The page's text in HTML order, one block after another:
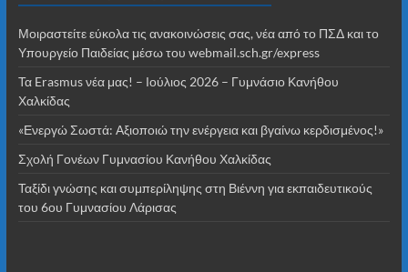
Μοιραστείτε εύκολα τις ανακοινώσεις σας, νέα από το ΠΣΔ και το
Υπουργείο Παιδείας μέσω του webmail.sch.gr/express
Τα Erasmus νέα μας! – Ιούλιος 2026 – Γυμνάσιο Κανήθου
Χαλκίδας
«Ενεργώ Σωστά: Αξιοποιώ την ενέργεια και βγαίνω κερδισμένος!»
Σχολή Γονέων Γυμνασίου Κανήθου Χαλκίδας
Ταξίδι γνώσης και συμπερίληψης στη Βιέννη για εκπαιδευτικούς
του 6ου Γυμνασίου Λάρισας